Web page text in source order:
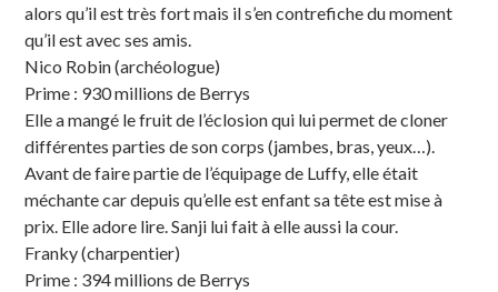
alors qu’il est très fort mais il s’en contrefiche du moment
qu’il est avec ses amis.
Nico Robin (archéologue)
Prime : 930 millions de Berrys
Elle a mangé le fruit de l’éclosion qui lui permet de cloner
différentes parties de son corps (jambes, bras, yeux…).
Avant de faire partie de l’équipage de Luffy, elle était
méchante car depuis qu’elle est enfant sa tête est mise à
prix. Elle adore lire. Sanji lui fait à elle aussi la cour.
Franky (charpentier)
Prime : 394 millions de Berrys